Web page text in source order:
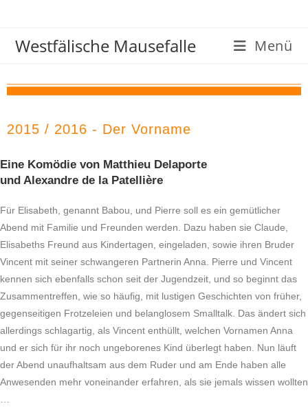
Westfälische Mausefalle Menü
2015 / 2016 - Der Vorname
Eine Komödie von Matthieu Delaporte
und Alexandre de la Patellière
Für Elisabeth, genannt Babou, und Pierre soll es ein gemütlicher
Abend mit Familie und Freunden werden. Dazu haben sie Claude,
Elisabeths Freund aus Kindertagen, eingeladen, sowie ihren Bruder
Vincent mit seiner schwangeren Partnerin Anna. Pierre und Vincent
kennen sich ebenfalls schon seit der Jugendzeit, und so beginnt das
Zusammentreffen, wie so häufig, mit lustigen Geschichten von früher,
gegenseitigen Frotzeleien und belanglosem Smalltalk. Das ändert sich
allerdings schlagartig, als Vincent enthüllt, welchen Vornamen Anna
und er sich für ihr noch ungeborenes Kind überlegt haben. Nun läuft
der Abend unaufhaltsam aus dem Ruder und am Ende haben alle
Anwesenden mehr voneinander erfahren, als sie jemals wissen wollten